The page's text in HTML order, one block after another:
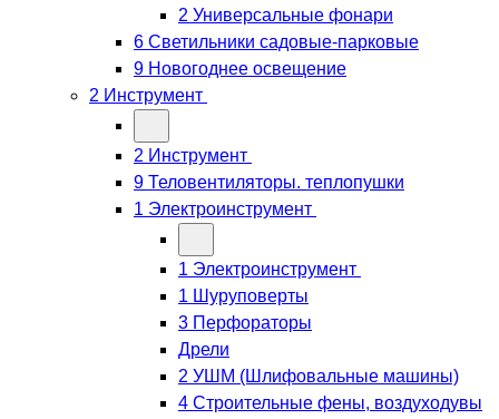
2 Универсальные фонари
6 Светильники садовые-парковые
9 Новогоднее освещение
2 Инструмент
2 Инструмент
9 Теловентиляторы. теплопушки
1 Электроинструмент
1 Электроинструмент
1 Шуруповерты
3 Перфораторы
Дрели
2 УШМ (Шлифовальные машины)
4 Строительные фены, воздуходувы